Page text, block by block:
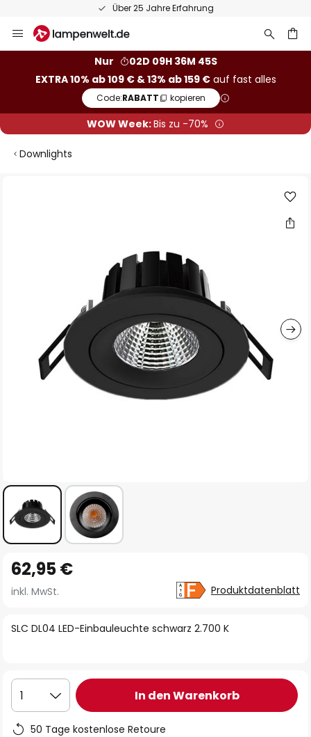
Über 25 Jahre Erfahrung
Inhalt
Nur
02D 09H 36M 45S
EXTRA 10% ab 109 € & 13% ab 159 €auf fast alles
Code:RABATT kopieren
WOW Week:Bis zu -70%
Downlights
Anfang
der
springen
SLC DL04 LED-Einbauleuchte schwarz 2.700 K
62,95 €
inkl. MwSt. Produktdatenblatt
1 In den Warenkorb
50 Tage kostenlose Retoure